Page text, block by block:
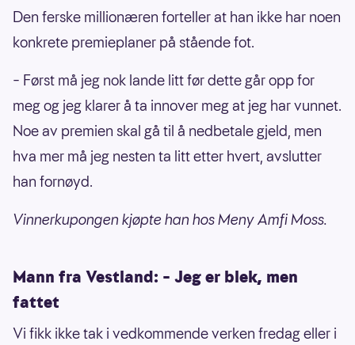
Den ferske millionæren forteller at han ikke har noen
konkrete premieplaner på stående fot.
– Først må jeg nok lande litt før dette går opp for
meg og jeg klarer å ta innover meg at jeg har vunnet.
Noe av premien skal gå til å nedbetale gjeld, men
hva mer må jeg nesten ta litt etter hvert, avslutter
han fornøyd.
Vinnerkupongen kjøpte han hos Meny Amfi Moss.
Mann fra Vestland: – Jeg er blek, men
fattet
Vi fikk ikke tak i vedkommende verken fredag eller i